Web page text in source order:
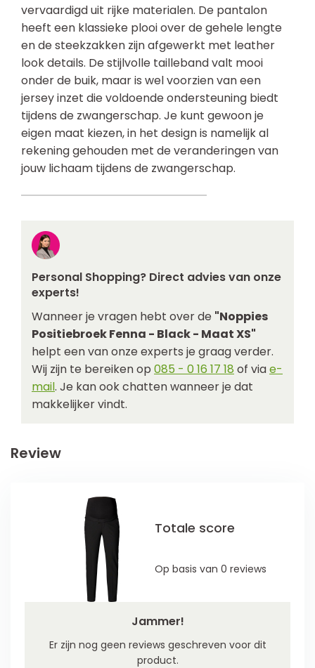
vervaardigd uit rijke materialen. De pantalon
heeft een klassieke plooi over de gehele lengte
en de steekzakken zijn afgewerkt met leather
look details. De stijlvolle tailleband valt mooi
onder de buik, maar is wel voorzien van een
jersey inzet die voldoende ondersteuning biedt
tijdens de zwangerschap. Je kunt gewoon je
eigen maat kiezen, in het design is namelijk al
rekening gehouden met de veranderingen van
jouw lichaam tijdens de zwangerschap.
Personal Shopping? Direct advies van onze
experts!
Wanneer je vragen hebt over de "Noppies
Positiebroek Fenna - Black - Maat XS"
helpt een van onze experts je graag verder.
Wij zijn te bereiken op 085 - 0 16 17 18 of viae-
mail. Je kan ook chatten wanneer je dat
makkelijker vindt.
Review
Jammer!
Er zijn nog geen reviews geschreven voor dit
product.
Totale score
Op basis van 0 reviews